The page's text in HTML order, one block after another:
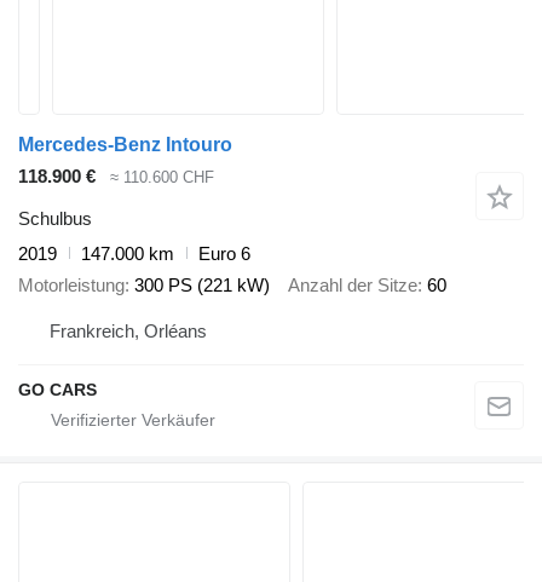
Mercedes-Benz Intouro
118.900 €
≈ 110.600 CHF
Schulbus
2019
147.000 km
Euro 6
Motorleistung 300 PS (221 kW) Anzahl der Sitze 60
Frankreich, Orléans
GO CARS